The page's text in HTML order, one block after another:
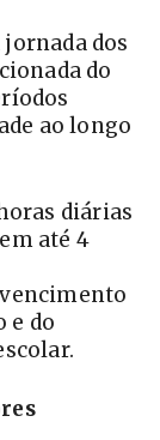
dos
do
ao longo
diárias
até 4
e do